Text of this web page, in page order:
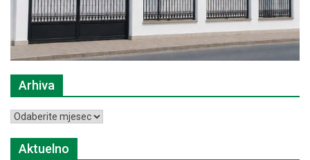
Arhiva
Arhiva
Aktuelno